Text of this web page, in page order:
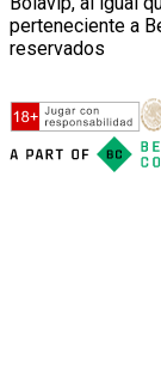
perteneciente a
reservados